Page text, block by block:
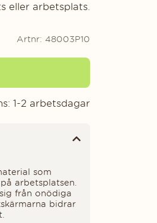
eller arbetsplats.
Artnr: 48003P10
1-2 arbetsdagar
som
arbetsplatsen.
från onödiga
bidrar